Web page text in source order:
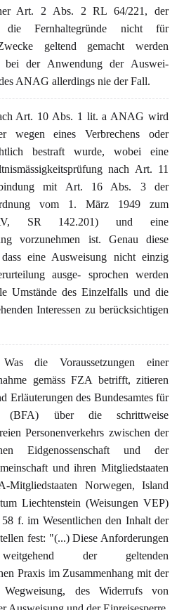
Art. 2 Abs. 2 RL 64/221, der
die Fernhaltegründe nicht für
geltend gemacht werden
der Anwendung der Auswei-
ANAG allerdings nie der Fall.
Art. 10 Abs. 1 lit. a ANAG wird
wegen eines Verbrechens oder
bestraft wurde, wobei eine
nach Art. 11
mit Art. 16 Abs. 3 der
vom 1. März 1949 zum
SR 142.201) und eine
vorzunehmen ist. Genau diese
eine Ausweisung nicht einzig
ausge- sprochen werden
Umstände des Einzelfalls und die
Interessen zu berücksichtigen
die Voraussetzungen einer
gemäss FZA betrifft, zitieren
Erläuterungen des Bundesamtes für
(BFA) über die schrittweise
Personenverkehrs zwischen der
Eidgenossenschaft und der
und ihren Mitgliedstaaten
Mitgliedstaaten Norwegen, Island
Liechtenstein (Weisungen VEP)
f. im Wesentlichen den Inhalt der
fest: "(...) Diese Anforderungen
weitgehend der geltenden
Praxis im Zusammenhang mit der
des Widerrufs von